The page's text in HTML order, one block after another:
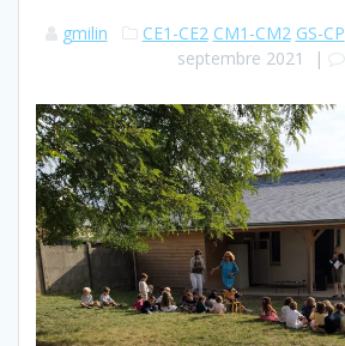
gmilin CE1-CE2 CM1-CM2 GS-CP
septembre 2021
|